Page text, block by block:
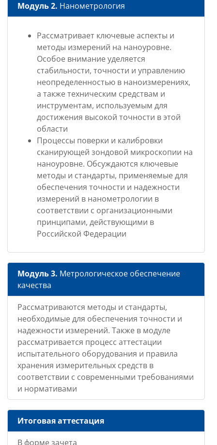
Модуль 2. Нанометрология
Рассматривает ключевые аспекты и
методы измерений на наноуровне.
Особое внимание уделяется
стабильности, точности и управлению
неопределенностью в наноизмерениях,
а также техническим средствам и
инструментам, используемым для
достижения высокой точности в этой
области
Процессы поверки и калибровки
сканирующей зондовой микроскопии на
наноуровне. Обсуждаются ключевые
методы и стандарты, применяемые для
обеспечения точности и надежности
измерений в нанометрологии в
соответствии с организационными
принципами, действующими в
Российской Федерации
Модуль 3. Метрологическое обеспечение
качества
Рассматриваются методы и стандарты,
необходимые для обеспечения точности и
надежности измерений. Также в модуле
рассматривается процесс аттестации
испытательного оборудования и правила
хранения измерительных средств в
соответствии с современными требованиями
и нормативами
Итоговая аттестация
В форме зачета